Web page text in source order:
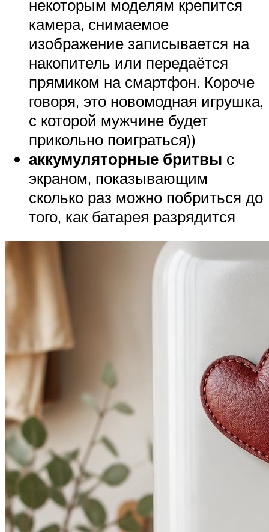
некоторым моделям крепится
камера, снимаемое
изображение записывается на
накопитель или передаётся
прямиком на смартфон. Короче
говоря, это новомодная игрушка,
с которой мужчине будет
прикольно поиграться))
аккумуляторные бритвы с
экраном, показывающим
сколько раз можно побриться до
того, как батарея разрядится